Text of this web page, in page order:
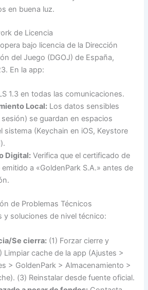
en buena luz.
de Licencia
opera bajo licencia de la Dirección
del Juego (DGOJ) de España,
En la app:
1.3 en todas las comunicaciones.
Local: Los datos sensibles
se guardan en espacios
sistema (Keychain en iOS, Keystore
Digital: Verifica que el certificado de
a «GoldenPark S.A.» antes de
de Problemas Técnicos
y soluciones de nivel técnico:
Se cierra: (1) Forzar cierre y
Limpiar cache de la app (Ajustes >
> GoldenPark > Almacenamiento >
(3) Reinstalar desde fuente oficial.